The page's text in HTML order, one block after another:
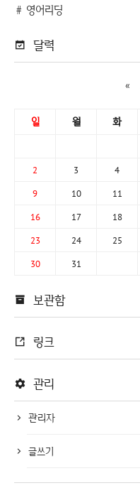
영어리딩
달력
«
일 월 화
2 3 4
9 10 11
16 17 18
23 24 25
30 31
보관함
링크
관리
관리자
글쓰기